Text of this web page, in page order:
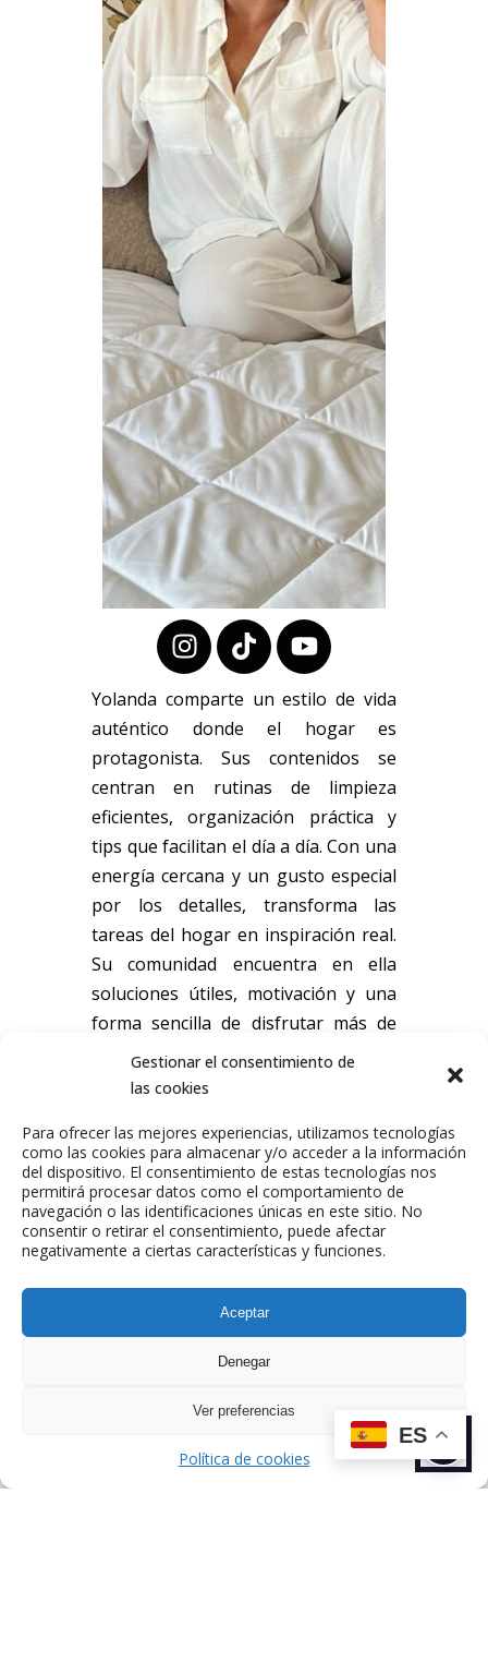
Gestionar el consentimiento de
las cookies
Para ofrecer las mejores experiencias, utilizamos tecnologías
como las cookies para almacenar y/o acceder a la información
del dispositivo. El consentimiento de estas tecnologías nos
permitirá procesar datos como el comportamiento de
navegación o las identificaciones únicas en este sitio. No
consentir o retirar el consentimiento, puede afectar
negativamente a ciertas características y funciones.
Aceptar
Denegar
Ver preferencias
Política de cookies
Yolanda comparte un estilo de vida
auténtico donde el hogar es
protagonista. Sus contenidos se
centran en rutinas de limpieza
eficientes, organización práctica y
tips que facilitan el día a día. Con una
energía cercana y un gusto especial
por los detalles, transforma las
tareas del hogar en inspiración real.
Su comunidad encuentra en ella
soluciones útiles, motivación y una
forma sencilla de disfrutar más de
cada rincón.
Email de contacto:
TALENTO
TALENTO
ES